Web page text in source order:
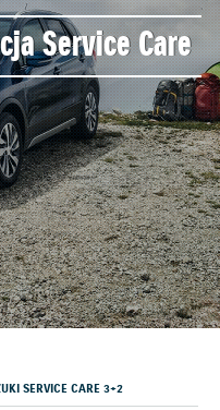
Service Care
SERVICE CARE 3+2